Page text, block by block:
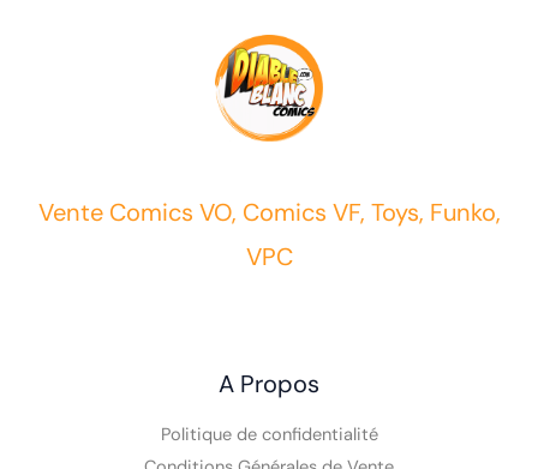
Vente Comics VO, Comics VF, Toys, Funko,
VPC
A Propos
Politique de confidentialité